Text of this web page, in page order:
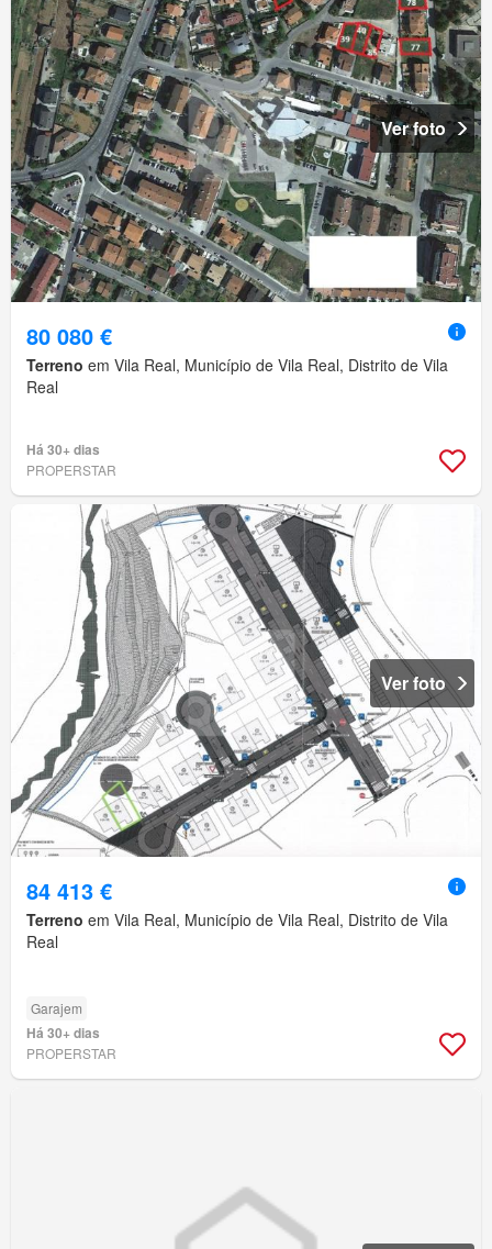
Ver foto
80 080 €
Terreno em Vila Real, Município de Vila Real, Distrito de Vila
Real
Há 30+ dias
PROPERSTAR
Ver foto
84 413 €
Terreno em Vila Real, Município de Vila Real, Distrito de Vila
Real
Garajem
Há 30+ dias
PROPERSTAR